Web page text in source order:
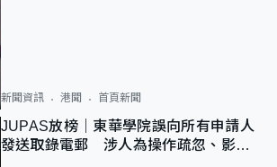
新聞資訊 港聞 首頁新聞
JUPAS放榜｜東華學院誤向所有申請人
發送取錄電郵 涉人為操作疏忽、影響